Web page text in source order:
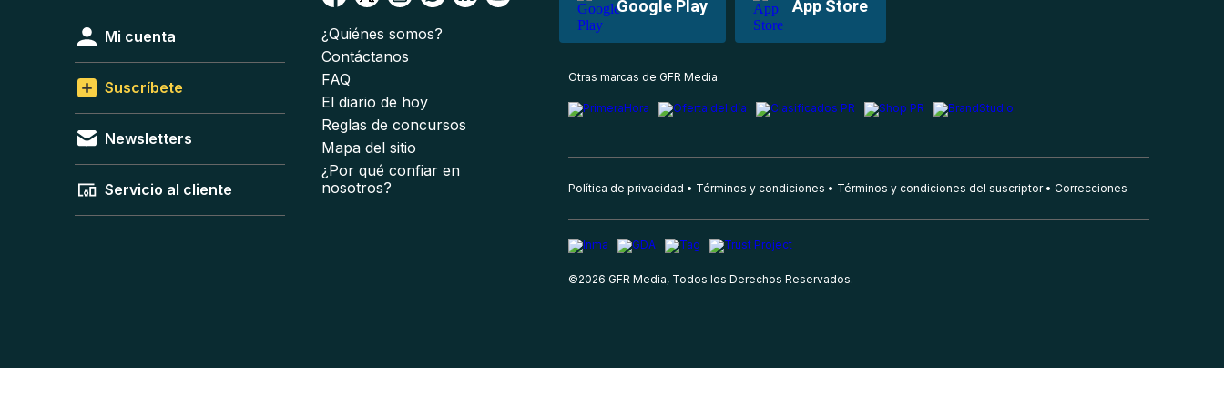
Google Play App Store
Mi cuenta
Suscríbete
Newsletters
Servicio al cliente
¿Quiénes somos?
Contáctanos
FAQ
El diario de hoy
Reglas de concursos
Mapa del sitio
¿Por qué confiar en
nosotros?
Otras marcas de GFR Media
Política de privacidad Términos y condiciones Términos y condiciones del suscriptor Correcciones
©2026 GFR Media, Todos los Derechos Reservados.